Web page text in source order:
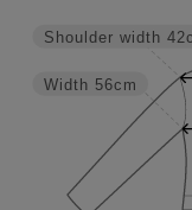
Width 56cm
Shoulder width